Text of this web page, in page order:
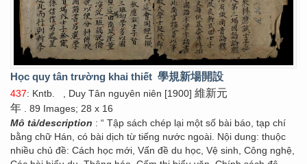
Học quy tân trường khai thiết 學規新場開設
437: Kntb. , Duy Tân nguyên niên [1900] 維新元
年 . 89 Images; 28 x 16
Mô tả/description : “ Tập sách chép lại một số bài báo, tạp chí
bằng chữ Hán, có bài dịch từ tiếng nước ngoài. Nội dung: thuộc
nhiều chủ đề: Cách học mới, Vấn đề du học, Vệ sinh, Công nghệ,